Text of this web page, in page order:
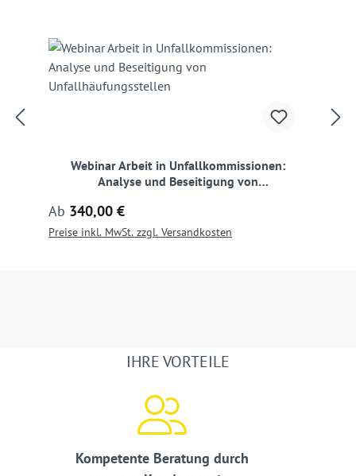
Webinar Arbeit in Unfallkommissionen:
Analyse und Beseitigung von
Regulärer Preis:
Ab 340,00 €
Preise inkl. MwSt. zzgl. Versandkosten
IHRE VORTEILE
Kompetente Beratung durch